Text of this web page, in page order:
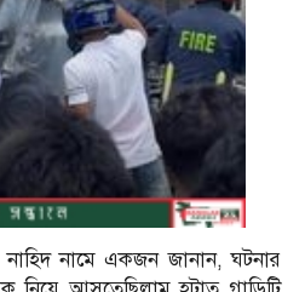
নাহিদ নামে একজন জানান, ঘটনার